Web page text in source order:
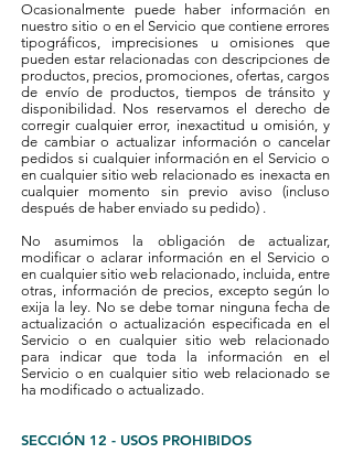
Ocasionalmente puede haber información en
nuestro sitio o en el Servicio que contiene errores
tipográficos, imprecisiones u omisiones que
pueden estar relacionadas con descripciones de
productos, precios, promociones, ofertas, cargos
de envío de productos, tiempos de tránsito y
disponibilidad. Nos reservamos el derecho de
corregir cualquier error, inexactitud u omisión, y
de cambiar o actualizar información o cancelar
pedidos si cualquier información en el Servicio o
en cualquier sitio web relacionado es inexacta en
cualquier momento sin previo aviso (incluso
después de haber enviado su pedido) .
No asumimos la obligación de actualizar,
modificar o aclarar información en el Servicio o
en cualquier sitio web relacionado, incluida, entre
otras, información de precios, excepto según lo
exija la ley. No se debe tomar ninguna fecha de
actualización o actualización especificada en el
Servicio o en cualquier sitio web relacionado
para indicar que toda la información en el
Servicio o en cualquier sitio web relacionado se
ha modificado o actualizado.
SECCIÓN 12 - USOS PROHIBIDOS